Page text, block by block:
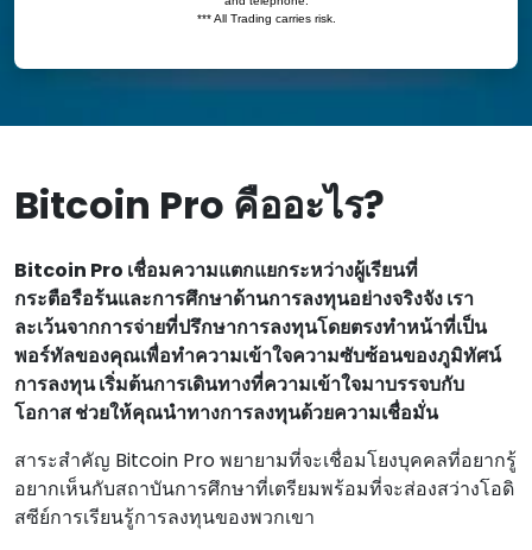
Bitcoin Pro คืออะไร?
Bitcoin Pro เชื่อมความแตกแยกระหว่างผู้เรียนที่
กระตือรือร้นและการศึกษาด้านการลงทุนอย่างจริงจัง เรา
ละเว้นจากการจ่ายที่ปรึกษาการลงทุนโดยตรงทําหน้าที่เป็น
พอร์ทัลของคุณเพื่อทําความเข้าใจความซับซ้อนของภูมิทัศน์
การลงทุน เริ่มต้นการเดินทางที่ความเข้าใจมาบรรจบกับ
โอกาส ช่วยให้คุณนําทางการลงทุนด้วยความเชื่อมั่น
สาระสําคัญ Bitcoin Pro พยายามที่จะเชื่อมโยงบุคคลที่อยากรู้
อยากเห็นกับสถาบันการศึกษาที่เตรียมพร้อมที่จะส่องสว่างโอดิ
สซีย์การเรียนรู้การลงทุนของพวกเขา